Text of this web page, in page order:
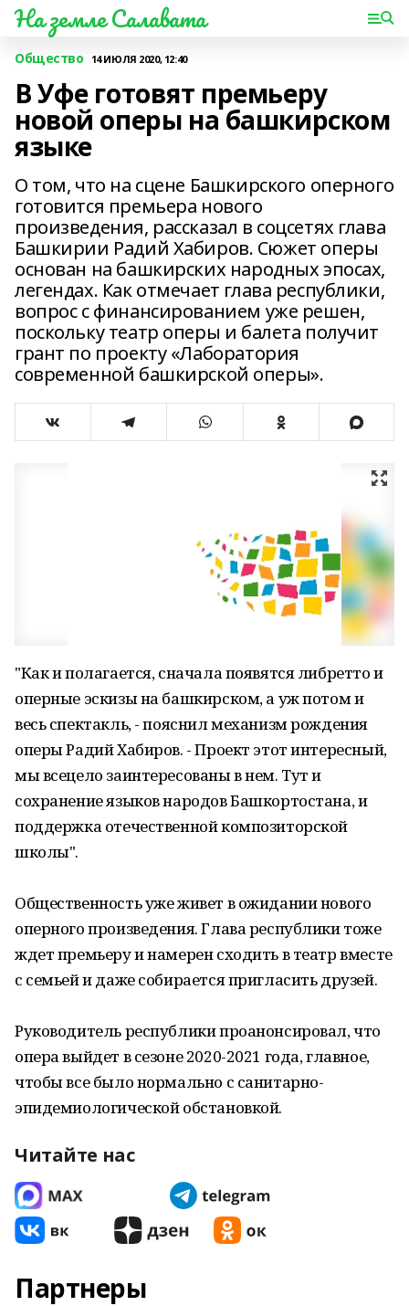
На земле Салавата
Общество 14 ИЮЛЯ 2020, 12:40
В Уфе готовят премьеру
новой оперы на башкирском
языке
О том, что на сцене Башкирского оперного
готовится премьера нового
произведения, рассказал в соцсетях глава
Башкирии Радий Хабиров. Сюжет оперы
основан на башкирских народных эпосах,
легендах. Как отмечает глава республики,
вопрос с финансированием уже решен,
поскольку театр оперы и балета получит
грант по проекту «Лаборатория
современной башкирской оперы».
"Как и полагается, сначала появятся либретто и
оперные эскизы на башкирском, а уж потом и
весь спектакль, - пояснил механизм рождения
оперы Радий Хабиров. - Проект этот интересный,
мы всецело заинтересованы в нем. Тут и
сохранение языков народов Башкортостана, и
поддержка отечественной композиторской
школы".
Общественность уже живет в ожидании нового
оперного произведения. Глава республики тоже
ждет премьеру и намерен сходить в театр вместе
с семьей и даже собирается пригласить друзей.
Руководитель республики проанонсировал, что
опера выйдет в сезоне 2020-2021 года, главное,
чтобы все было нормально с санитарно-
эпидемиологической обстановкой.
Читайте нас
Партнеры